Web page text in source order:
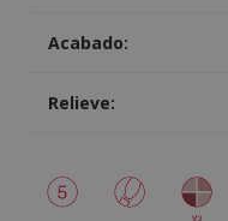
Acabado:
Relieve: